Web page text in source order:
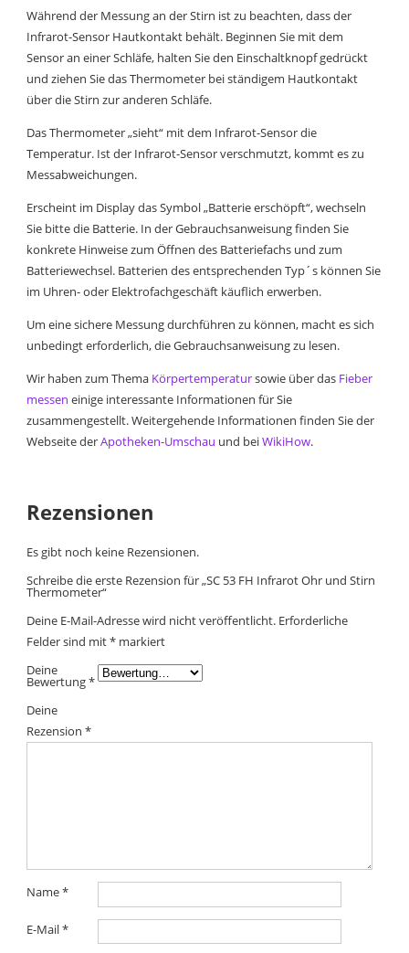
Während der Messung an der Stirn ist zu beachten, dass der
Infrarot-Sensor Hautkontakt behält. Beginnen Sie mit dem
Sensor an einer Schläfe, halten Sie den Einschaltknopf gedrückt
und ziehen Sie das Thermometer bei ständigem Hautkontakt
über die Stirn zur anderen Schläfe.
Das Thermometer „sieht“ mit dem Infrarot-Sensor die
Temperatur. Ist der Infrarot-Sensor verschmutzt, kommt es zu
Messabweichungen.
Erscheint im Display das Symbol „Batterie erschöpft“, wechseln
Sie bitte die Batterie. In der Gebrauchsanweisung finden Sie
konkrete Hinweise zum Öffnen des Batteriefachs und zum
Batteriewechsel. Batterien des entsprechenden Typ´s können Sie
im Uhren- oder Elektrofachgeschäft käuflich erwerben.
Um eine sichere Messung durchführen zu können, macht es sich
unbedingt erforderlich, die Gebrauchsanweisung zu lesen.
Wir haben zum Thema Körpertemperatursowie über das Fieber
messen einige interessante Informationen für Sie
zusammengestellt. Weitergehende Informationen finden Sie der
Webseite derApotheken-Umschau und beiWikiHow.
Rezensionen
Es gibt noch keine Rezensionen.
Schreibe die erste Rezension für „SC 53 FH Infrarot Ohr und Stirn
Thermometer“
Deine E-Mail-Adresse wird nicht veröffentlicht. Erforderliche
Felder sind mit* markiert
Deine
Bewertung*
Deine
Rezension*
Name*
E-Mail*